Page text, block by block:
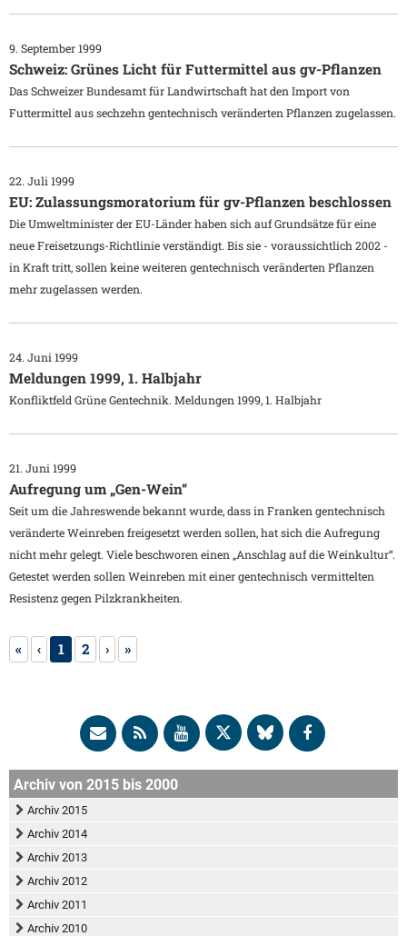
9. September 1999
Schweiz: Grünes Licht für Futtermittel aus gv-Pflanzen
Das Schweizer Bundesamt für Landwirtschaft hat den Import von
Futtermittel aus sechzehn gentechnisch veränderten Pflanzen zugelassen.
22. Juli 1999
EU: Zulassungsmoratorium für gv-Pflanzen beschlossen
Die Umweltminister der EU-Länder haben sich auf Grundsätze für eine
neue Freisetzungs-Richtlinie verständigt. Bis sie - voraussichtlich 2002 -
in Kraft tritt, sollen keine weiteren gentechnisch veränderten Pflanzen
mehr zugelassen werden.
24. Juni 1999
Meldungen 1999, 1. Halbjahr
Konfliktfeld Grüne Gentechnik. Meldungen 1999, 1. Halbjahr
21. Juni 1999
Aufregung um „Gen-Wein“
Seit um die Jahreswende bekannt wurde, dass in Franken gentechnisch
veränderte Weinreben freigesetzt werden sollen, hat sich die Aufregung
nicht mehr gelegt. Viele beschworen einen „Anschlag auf die Weinkultur“.
Getestet werden sollen Weinreben mit einer gentechnisch vermittelten
Resistenz gegen Pilzkrankheiten.
« ‹ 1 2 › »
Archiv von 2015 bis 2000
Archiv 2015
Archiv 2014
Archiv 2013
Archiv 2012
Archiv 2011
Archiv 2010